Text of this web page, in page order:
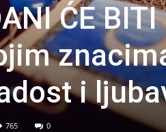
ĆE
i
765 0